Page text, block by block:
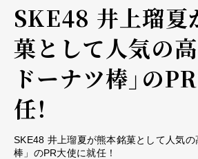
SKE48 井上瑠夏
菓として人気の
ドーナツ棒」の
任！
SKE48 井上瑠夏が熊本銘菓として人気
棒」のPR大使に就任！